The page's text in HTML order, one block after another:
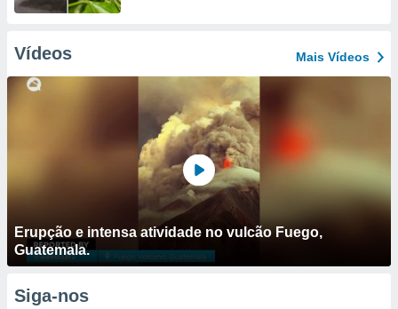
Vídeos Mais Vídeos
Erupção e intensa atividade no vulcão Fuego,
Guatemala.
Siga-nos